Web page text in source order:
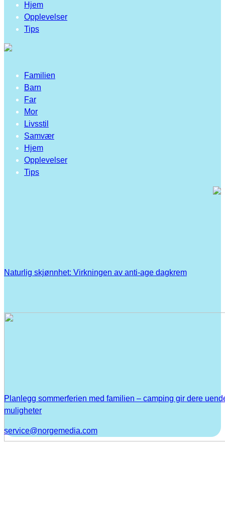
Hjem
Opplevelser
Tips
Familien
Barn
Far
Mor
Livsstil
Samvær
Hjem
Opplevelser
Tips
Naturlig skjønnhet: Virkningen av anti-age dagkrem
Planlegg sommerferien med familien – camping gir dere
muligheter
service@norgemedia.com